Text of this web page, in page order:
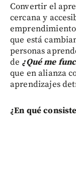
Convertir el
cercana y
que está
personas
de ¿Qué me
que en alianza
aprendizajes
¿En qué